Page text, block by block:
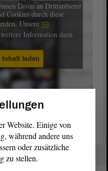
Daten an Drittanbieter
Cookies durch diese
Unsere
Information dazu.
Inhalt laden
(PDF)
Website. Einige von
während andere uns
oder zusätzliche
zu stellen.